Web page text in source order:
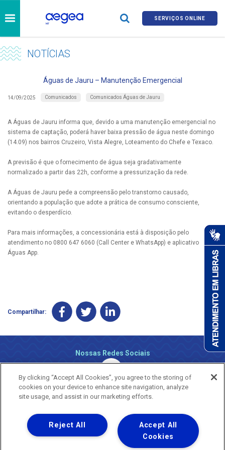
SERVIÇOS ONLINE
NOTÍCIAS
Águas de Jauru – Manutenção Emergencial
14/09/2025 Comunicados Comunicados Águas de Jauru
A Águas de Jauru informa que, devido a uma manutenção emergencial no
sistema de captação, poderá haver baixa pressão de água neste domingo
(14.09) nos bairros Cruzeiro, Vista Alegre, Loteamento do Chefe e Texaco.
A previsão é que o fornecimento de água seja gradativamente
normalizado a partir das 22h, conforme a pressurização da rede.
A Águas de Jauru pede a compreensão pelo transtorno causado,
orientando a população que adote a prática de consumo consciente,
evitando o desperdício.
Para mais informações, a concessionária está à disposição pelo
atendimento no 0800 647 6060 (Call Center e WhatsApp) e aplicativo
Águas App.
Compartilhar:
Nossas Redes Sociais
Uma empresa
Copyright ® 2026 - Todos os Direitos Reservados.
By clicking “Accept All Cookies”, you agree to the storing of
cookies on your device to enhance site navigation, analyze
site usage, and assist in our marketing efforts.
Accept All
Cookies
Reject All